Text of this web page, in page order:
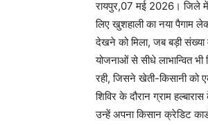
रायपुर,07 मई 2026। जिले में
लिए खुशहाली का नया पैगाम
देखने को मिला, जब बड़ी संख्या
योजनाओं से सीधे लाभान्वित
रही, जिसने खेती-किसानी को
शिविर के दौरान ग्राम
उन्हें अपना किसान क्रेडिट